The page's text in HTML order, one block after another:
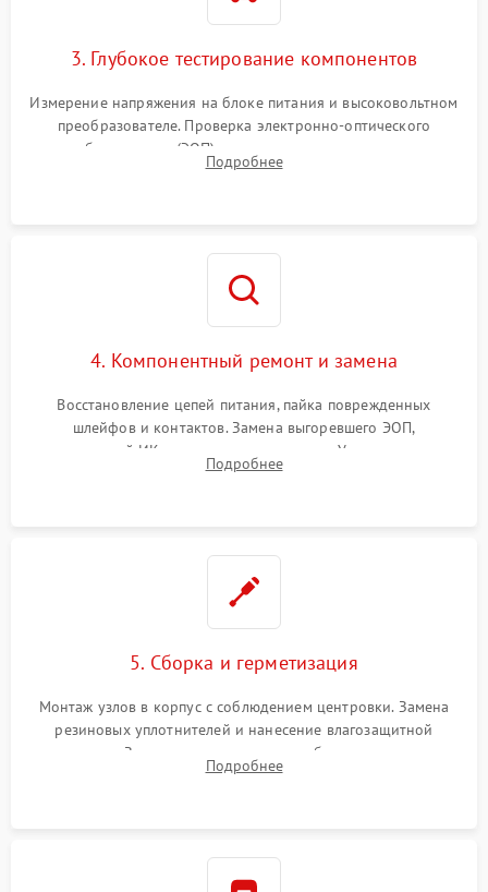
3. Глубокое тестирование компонентов
Измерение напряжения на блоке питания и высоковольтном
преобразователе. Проверка электронно-оптического
преобразователя (ЭОП) на стенде на предмет эмиссии,
шумов и засветок. Диагностика микросхем цифровых
Подробнее
4. Компонентный ремонт и замена
Восстановление цепей питания, пайка поврежденных
шлейфов и контактов. Замена выгоревшего ЭОП,
неисправной ИК-подсветки или матрицы. Ультразвуковая
очистка плат и удаление загрязнений с линз объектива и
Подробнее
5. Сборка и герметизация
Монтаж узлов в корпус с соблюдением центровки. Замена
резиновых уплотнителей и нанесение влагозащитной
смазки. Заполнение внутреннего объема прицела
осушенным азотом для предотвращения запотевания оптики
Подробнее